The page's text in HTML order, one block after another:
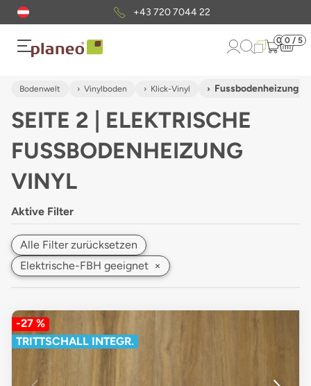
KostenloserMusterversand
0 0 / 5
Bodenwelt Vinylboden Klick-Vinyl Fussbodenheizung
SEITE 2 | ELEKTRISCHE
FUSSBODENHEIZUNG V
INYL
Aktive Filter
Alle Filter zurücksetzen
Elektrische-FBH geeignet ×
-27 %
TRITTSCHALL INTEGR.